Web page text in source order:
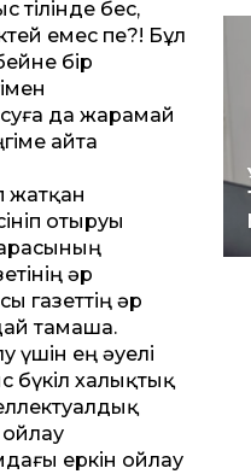
тілінде бес,
емес пе?! Бұл
бір
да жарамай
айта
жат­қан
отыруы
арасының
әр
газеттің әр
тамаша.
үшін ең әуелі
бүкіл халықтық
еркін ойлау